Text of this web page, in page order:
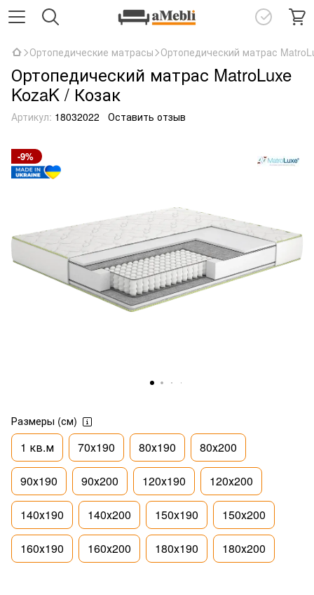
Ортопедические матрасы Ортопедический матрас
Ортопедический матрас MatroLuxe
KozaK / Козак
Артикул: 18032022 Оставить отзыв
-9%
Размеры (см)
1 кв.м 70х190 80х190 80х200
90х190 90х200 120х190 120х200
140х190 140х200 150х190 150х200
160х190 160х200 180х190 180х200